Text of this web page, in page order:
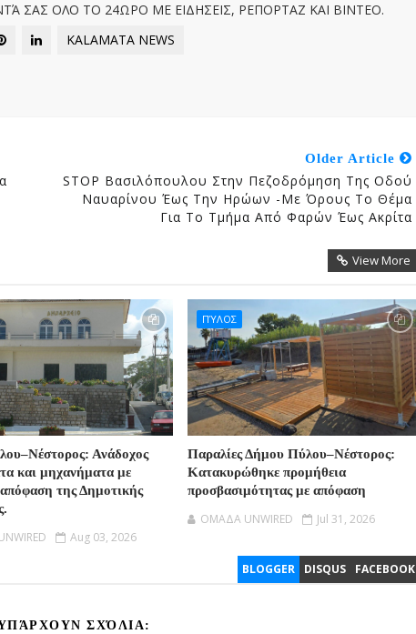
ΣΑΣ ΟΛΟ ΤΟ 24ΩΡΟ ΜΕ ΕΙΔΗΣΕΙΣ, ΡΕΠΟΡΤΑΖ ΚΑΙ ΒΙΝΤΕΟ.
KALAMATA NEWS
Older Article
STOP Βασιλόπουλου Στην Πεζοδρόμηση Της Οδού
Ναυαρίνου Έως Την Ηρώων -Με Όρους Το Θέμα
Για Το Τμήμα Από Φαρών Έως Ακρίτα
View More
Ανάδοχος
και μηχανήματα με
της Δημοτικής
Aug 03, 2026
ΠΎΛΟΣ
Παραλίες Δήμου Πύλου–Νέστορος:
Κατακυρώθηκε προμήθεια
προσβασιμότητας με απόφαση
OMAΔΑ UNWIRED Jul 31, 2026
BLOGGER DISQUS FACEBOOK
ΣΧΌΛΙΑ: